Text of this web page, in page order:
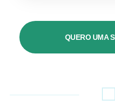
QUERO UMA